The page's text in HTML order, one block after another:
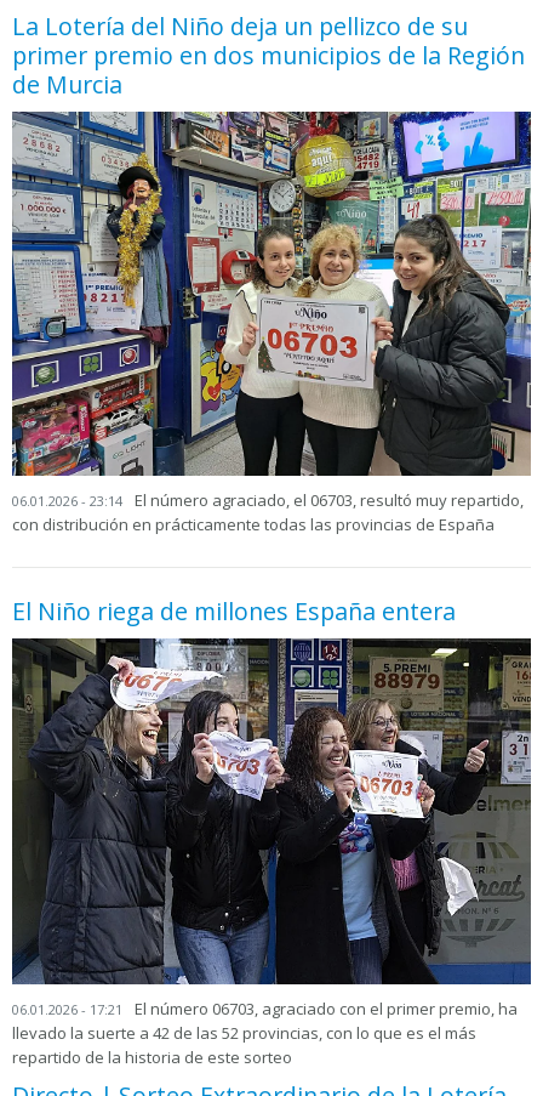
La Lotería del Niño deja un pellizco de su
primer premio en dos municipios de la Región
de Murcia
06.01.2026 - 23:14
El número agraciado, el 06703, resultó muy repartido,
con distribución en prácticamente todas las provincias de España
El Niño riega de millones España entera
06.01.2026 - 17:21
El número 06703, agraciado con el primer premio, ha
llevado la suerte a 42 de las 52 provincias, con lo que es el más
repartido de la historia de este sorteo